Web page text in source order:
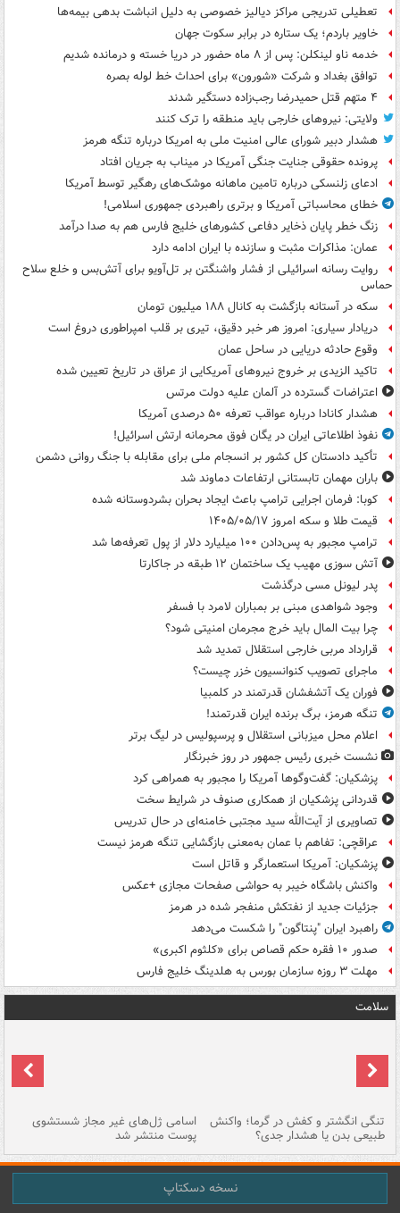
تعطیلی تدریجی مراکز دیالیز خصوصی به دلیل انباشت بدهی بیمه‌ها
خاویر باردم؛ یک ستاره در برابر سکوت جهان
خدمه ناو لینکلن: پس از ۸ ماه حضور در دریا خسته و درمانده‌ شدیم
توافق بغداد و شرکت «شورون» برای احداث خط لوله بصره
۴ متهم قتل حمیدرضا رجب‌زاده دستگیر شدند
ولایتی: نیروهای خارجی باید منطقه را ترک کنند
هشدار دبیر شورای عالی امنیت ملی به امریکا درباره تنگه هرمز
پرونده حقوقی جنایت جنگی آمریکا در میناب به جریان افتاد
ادعای زلنسکی درباره تامین ماهانه موشک‌های رهگیر توسط آمریکا
خطای محاسباتی آمریکا و برتری راهبردی جمهوری اسلامی!
زنگ خطر پایان ذخایر دفاعی کشورهای خلیج فارس هم به صدا درآمد
عمان: مذاکرات مثبت و سازنده با ایران ادامه دارد
روایت رسانه اسرائیلی از فشار واشنگتن بر تل‌آویو برای آتش‌بس و خلع سلاح
حماس
سکه در آستانه بازگشت به کانال ۱۸۸ میلیون تومان
دریادار سیاری: امروز هر خبر دقیق، تیری بر قلب امپراطوری دروغ است
وقوع حادثه دریایی در ساحل عمان
تاکید الزیدی بر خروج نیروهای آمریکایی از عراق در تاریخ تعیین شده
اعتراضات گسترده در آلمان علیه دولت مرتس
هشدار کانادا درباره عواقب تعرفه ۵۰ درصدی آمریکا
نفوذ اطلاعاتی ایران در یگان فوق محرمانه ارتش اسرائیل!
تأکید دادستان کل کشور بر انسجام ملی برای مقابله با جنگ روانی دشمن
باران مهمان تابستانی ارتفاعات دماوند شد
کوبا: فرمان اجرایی ترامپ باعث ایجاد بحران بشردوستانه شده
قیمت طلا و سکه امروز ۱۴۰۵/۰۵/۱۷
ترامپ مجبور به پس‌دادن ۱۰۰ میلیارد دلار از پول تعرفه‌ها شد
آتش سوزی مهیب یک ساختمان ۱۲ طبقه در جاکارتا
پدر لیونل مسی درگذشت
وجود شواهدی مبنی بر بمباران لامرد با فسفر
چرا بیت المال باید خرج مجرمان امنیتی شود؟
قرارداد مربی خارجی استقلال تمدید شد
ماجرای تصویب کنوانسیون خزر چیست؟
فوران یک آتشفشان قدرتمند در کلمبیا
تنگه هرمز، برگ برنده ایران قدرتمند!
اعلام محل میزبانی استقلال و پرسپولیس در لیگ برتر
نشست خبری رئیس جمهور در روز خبرنگار
پزشکیان: گفت‌وگوها آمریکا را مجبور به همراهی کرد
قدردانی پزشکیان از همکاری صنوف در شرایط سخت
تصاویری از آیت‌الله سید مجتبی خامنه‌ای در حال تدریس
عراقچی: تفاهم با عمان به‌معنی بازگشایی تنگه هرمز نیست
پزشکیان: آمریکا استعمارگر و قاتل است
واکنش باشگاه خیبر به حواشی صفحات مجازی +عکس
جزئیات جدید از نفتکش منفجر شده در هرمز
راهبرد ایران "پنتاگون" را شکست می‌دهد
صدور ۱۰ فقره حکم قصاص برای «کلثوم اکبری»
مهلت ۳ روزه سازمان بورس به هلدینگ خلیج فارس
سلامت
تنگی انگشتر و کفش در گرما؛ واکنش
طبیعی بدن یا هشدار جدی؟
اسامی ژل‌های غیر مجاز شستشوی
پوست منتشر شد
نسخه دسکتاپ